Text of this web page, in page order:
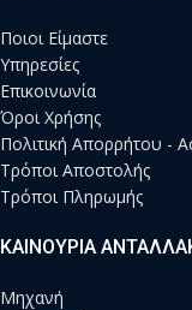
Ποιοι Είμαστε
Υπηρεσίες
Επικοινωνία
Όροι Χρήσης
Πολιτική Απορρήτου -
Τρόποι Αποστολής
Τρόποι Πληρωμής
ΚΑΙΝΟΥΡΙΑ
Μηχανή